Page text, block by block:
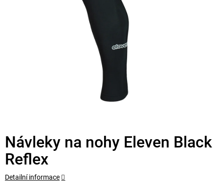
Návleky na nohy Eleven Black
Reflex
Detailní informace